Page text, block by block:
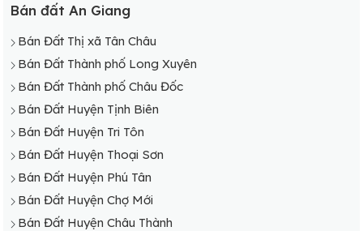
Bán đất An Giang
Bán Đất Thị xã Tân Châu
Bán Đất Thành phố Long Xuyên
Bán Đất Thành phố Châu Đốc
Bán Đất Huyện Tịnh Biên
Bán Đất Huyện Tri Tôn
Bán Đất Huyện Thoại Sơn
Bán Đất Huyện Phú Tân
Bán Đất Huyện Chợ Mới
Bán Đất Huyện Châu Thành